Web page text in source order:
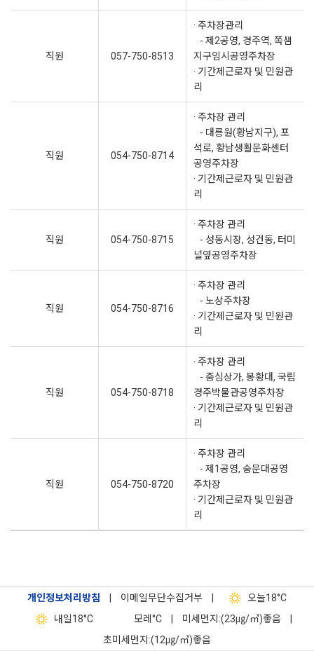
직원 057-750-8513
· 주차장관리
- 제2공영, 경주역, 쪽샘
지구임시공영주차장
· 기간제근로자 및 민원관
리
직원 054-750-8714
· 주차장 관리
- 대릉원(황남지구), 포
석로, 황남생활문화센터
공영주차장
· 기간제근로자 및 민원관
리
직원 054-750-8715
· 주차장 관리
- 성동시장, 성건동, 터미
널옆공영주차장
직원 054-750-8716
· 주차장 관리
- 노상주차장
· 기간제근로자 및 민원관
리
직원 054-750-8718
· 주차장 관리
- 중심상가, 봉황대, 국립
경주박물관공영주차장
· 기간제근로자 및 민원관
리
직원 054-750-8720
· 주차장 관리
- 제1공영, 숭문대공영
주차장
· 기간제근로자 및 민원관
리
개인정보처리방침 이메일무단수집거부 오늘18°C
내일18°C 모레 °C 미세먼지:(23㎍/㎥)좋음
초미세먼지:(12㎍/㎥)좋음